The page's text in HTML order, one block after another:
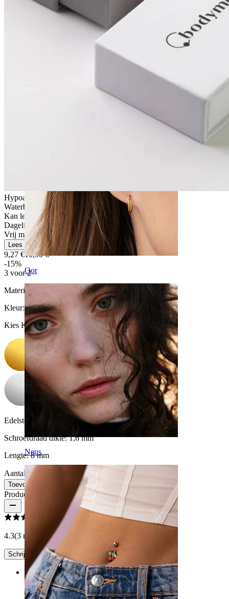
Oor
Neus
Hypoallergeen
Waterbestendig
Kan levenslang meegaan
Dagelijks gebruik
Vrij makkelijk
Lees meer
9,27 €10,90 €
-15%
3 voor 2
Materiaal:
Kleur:
Kies Kleur
Edelsteen kleur:
Transparant
Schroefdraad dikte:1,6 mm
Lengte:8 mm
Aantal: 1
Toevoegen aan winkelwagen
Productbeoordelingen
4.3(3 reviews)
Schrijf een review
Rating